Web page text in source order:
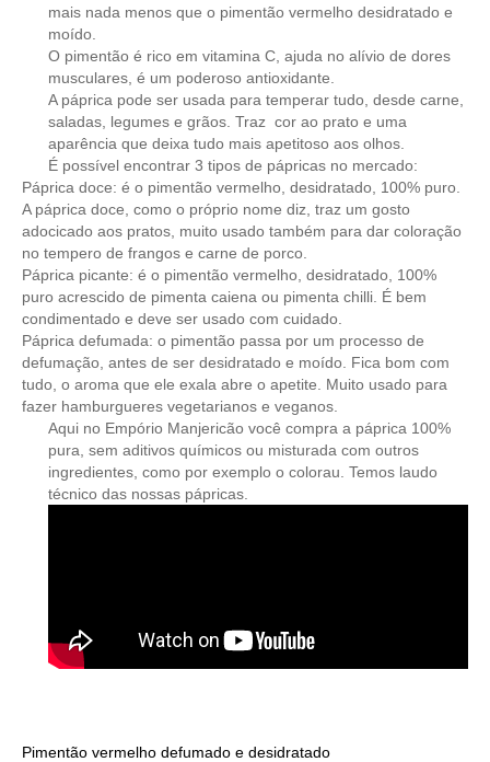
mais nada menos que o pimentão vermelho desidratado e
moído.
O pimentão é rico em vitamina C, ajuda no alívio de dores
musculares, é um poderoso antioxidante.
A páprica pode ser usada para temperar tudo, desde carne,
saladas, legumes e grãos. Traz cor ao prato e uma
aparência que deixa tudo mais apetitoso aos olhos.
É possível encontrar 3 tipos de pápricas no mercado:
Páprica doce: é o pimentão vermelho, desidratado, 100% puro.
A páprica doce, como o próprio nome diz, traz um gosto
adocicado aos pratos, muito usado também para dar coloração
no tempero de frangos e carne de porco.
Páprica picante: é o pimentão vermelho, desidratado, 100%
puro acrescido de pimenta caiena ou pimenta chilli. É bem
condimentado e deve ser usado com cuidado.
Páprica defumada: o pimentão passa por um processo de
defumação, antes de ser desidratado e moído. Fica bom com
tudo, o aroma que ele exala abre o apetite. Muito usado para
fazer hamburgueres vegetarianos e veganos.
Aqui no Empório Manjericão você compra a páprica 100%
pura, sem aditivos químicos ou misturada com outros
ingredientes, como por exemplo o colorau. Temos laudo
técnico das nossas pápricas.
Pimentão vermelho defumado e desidratado